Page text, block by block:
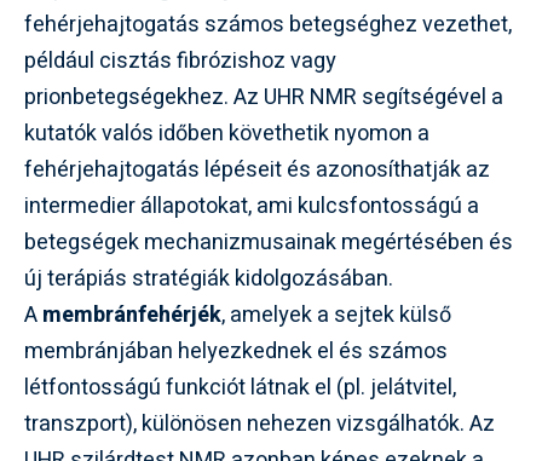
fehérjehajtogatás számos betegséghez vezethet,
például cisztás fibrózishoz vagy
prionbetegségekhez. Az UHR NMR segítségével a
kutatók valós időben követhetik nyomon a
fehérjehajtogatás lépéseit és azonosíthatják az
intermedier állapotokat, ami kulcsfontosságú a
betegségek mechanizmusainak megértésében és
új terápiás stratégiák kidolgozásában.
Amembránfehérjék, amelyek a sejtek külső
membránjában helyezkednek el és számos
létfontosságú funkciót látnak el (pl. jelátvitel,
transzport), különösen nehezen vizsgálhatók. Az